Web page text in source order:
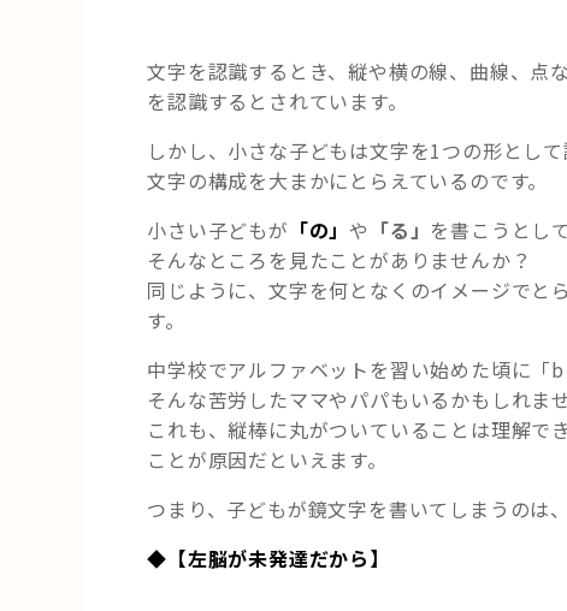
文字を認識するとき、縦や横の線、曲線、点
を認識するとされています。
しかし、小さな子どもは文字を1つの形として
文字の構成を大まかにとらえているのです。
小さい子どもが 「の」や 「る」 を書こうとし
そんなところを見たことがありませんか？
同じように、文字を何となくのイメージでと
す。
中学校でアルファベットを習い始めた頃に「
そんな苦労したママやパパもいるかもしれませ
これも、縦棒に丸がついていることは理解で
ことが原因だといえます。
つまり、子どもが鏡文字を書いてしまうのは
◆【左脳が未発達だから】